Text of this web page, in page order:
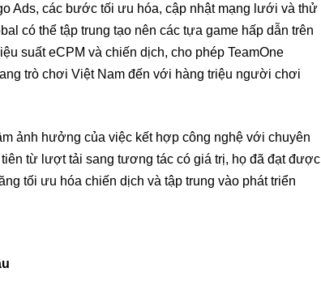
Ads, các bước tối ưu hóa, cập nhật mạng lưới và thử
có thể tập trung tạo nên các tựa game hấp dẫn trên
suất eCPM và chiến dịch, cho phép TeamOne
trò chơi Việt Nam đến với hàng triệu người chơi
ảnh hưởng của việc kết hợp công nghệ với chuyên
từ lượt tải sang tương tác có giá trị, họ đã đạt được
tối ưu hóa chiến dịch và tập trung vào phát triển